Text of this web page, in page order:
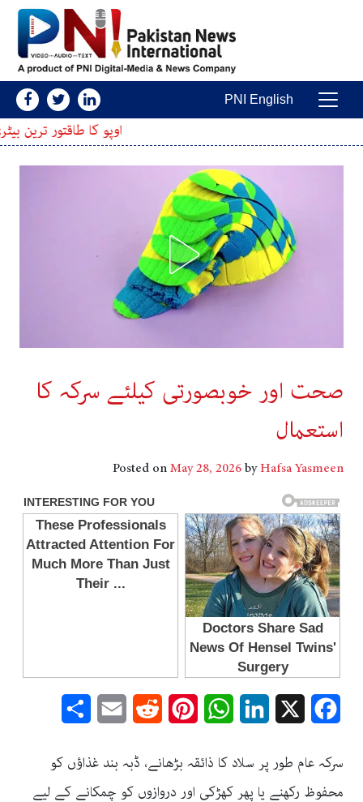
Main Navigation
PNI English
اوپو کا طاقتور ترین بیٹری والا اسمارٹ
صحت اور خوبصورتی کیلئے سرکہ کا
استعمال
Posted onMay 28, 2026byHafsa Yasmeen
Facebook
LinkedIn
WhatsApp
Pinterest
Reddit
Email
سرکہ عام طور پر سلاد کا ذائقہ بڑھانے، ڈبہ بند غذاؤں کو
محفوظ رکھنے یا پھر کھڑکی اور دروازوں کو چمکانے کے لیے